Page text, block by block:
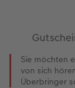
Sie möchten
von sich
Überbringer